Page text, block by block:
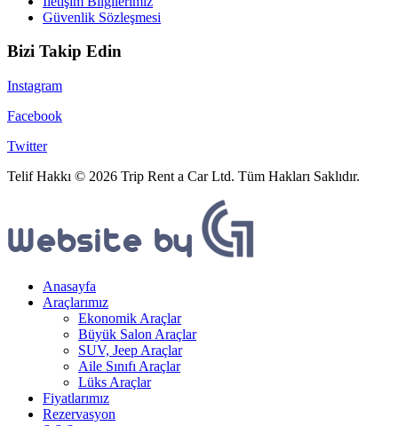
Güvenlik Sözleşmesi
Bizi Takip Edin
Instagram
Facebook
Twitter
Telif Hakkı © 2026 Trip Rent a Car Ltd. Tüm Hakları Saklıdır.
Anasayfa
Araçlarımız
Ekonomik Araçlar
Büyük Salon Araçlar
SUV, Jeep Araçlar
Aile Sınıfı Araçlar
Lüks Araçlar
Fiyatlarımız
Rezervasyon